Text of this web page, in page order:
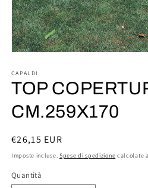
multimediali
1
modale
CAPALDI
TOP
CM.259X170
Prezzo
di
€26,15 EUR
Imposte incluse. Spese di spedizione calcolate
Quantità